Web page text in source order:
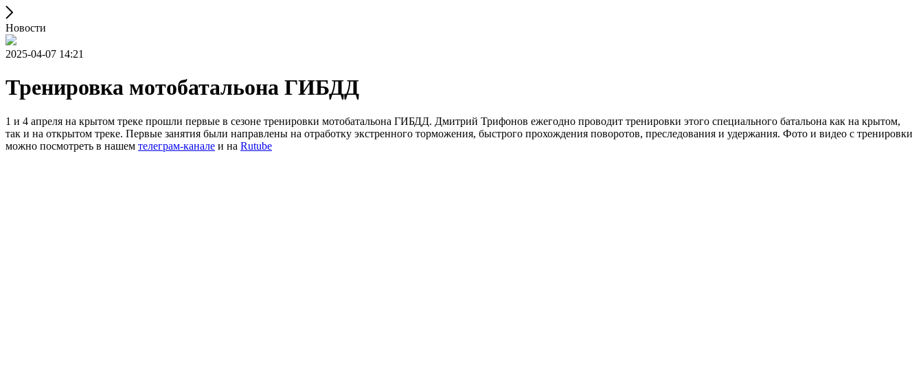
Новости
2025-04-07 14:21
Тренировка мотобатальона ГИБДД
1 и 4 апреля на крытом треке прошли первые в сезоне тренировки мотобатальона ГИБДД. Дмитрий Трифонов ежегодно проводит тренировки этого специального батальона как на крытом,
так и на открытом треке. Первые занятия были направлены на отработку экстренного торможения, быстрого прохождения поворотов, преследования и удержания. Фото и видео с тренировки
можно посмотреть в нашем телеграм-канале и на Rutube